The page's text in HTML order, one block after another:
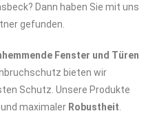
Dann haben Sie mit uns
gefunden.
Fenster und Türen
bieten wir
Schutz. Unsere Produkte
und maximaler Robustheit